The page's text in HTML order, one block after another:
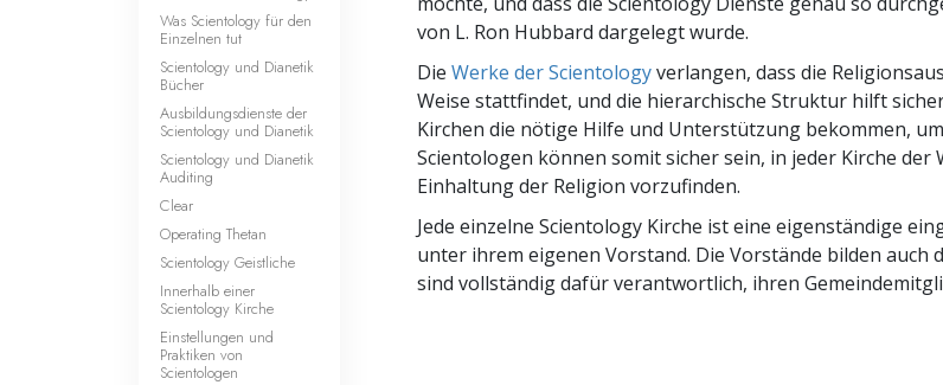
von L. Ron Hubbard dargelegt wurde.
Die Werke der Scientologyverlangen, dass die
Weise stattfindet, und die hierarchische Struktur hilft
Kirchen die nötige Hilfe und Unterstützung bekommen,
Scientologen können somit sicher sein, in jeder Kirche der
Einhaltung der Religion vorzufinden.
Jede einzelne Scientology Kirche ist eine eigenständige
unter ihrem eigenen Vorstand. Die Vorstände bilden auch
sind vollständig dafür verantwortlich, ihren
Was Scientology für den
Einzelnen tut
Scientology und Dianetik
Bücher
Ausbildungsdienste der
Scientology und Dianetik
Scientology und Dianetik
Auditing
Clear
Operating Thetan
Scientology Geistliche
Innerhalb einer
Scientology Kirche
Einstellungen und
Praktiken von
Scientologen